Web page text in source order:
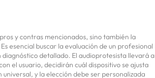
y contras mencionados, sino también la
esencial buscar la evaluación de un profesional
detallado. El audioprotesista llevará a
el usuario, decidirán cuál dispositivo se ajusta
y la elección debe ser personalizada